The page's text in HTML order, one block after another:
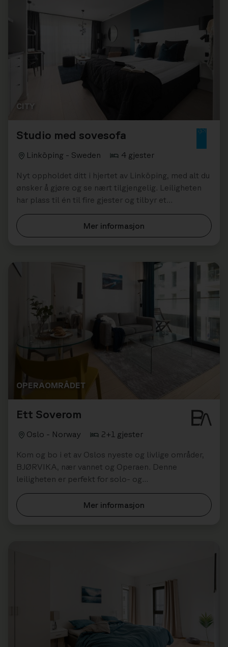
CITY
Studio med sovesofa
Linköping - Sweden 4 gjester
Nyt oppholdet ditt i hjertet av Linköping, med alt du
ønsker å gjøre og se nært tilgjengelig. Leiligheten
har plass til én til fire gjester og tilbyr et
komfortab...
Mer informasjon
OPERAOMRÅDET
Ett Soverom
Oslo - Norway 2+1 gjester
Kom og bo i et av Oslos nyeste og livlige områder,
BJØRVIKA, nær vannet og Operaen. Denne
leiligheten er perfekt for solo- og
forretningsreisende samt par.
Mer informasjon